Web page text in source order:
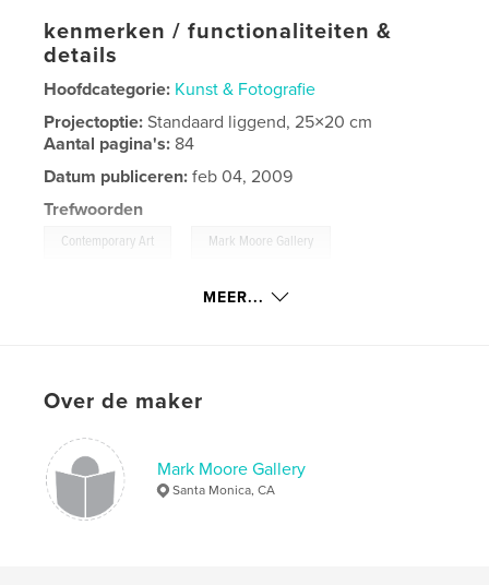
kenmerken / functionaliteiten &
details
Hoofdcategorie: Kunst & Fotografie
Projectoptie:Standaard liggend, 25×20 cm
Aantal pagina's: 84
Datum publiceren: feb 04, 2009
Trefwoorden
Contemporary Art Mark Moore Gallery
Gallery Painting
MEER...
Over de maker
Mark Moore Gallery
Santa Monica, CA